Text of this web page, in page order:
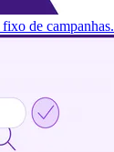
de campanhas.